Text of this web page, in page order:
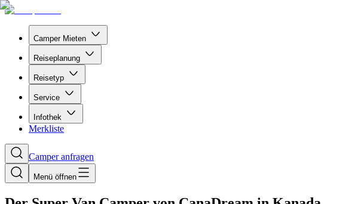
Camper Mieten
Reiseplanung
Reisetyp
Service
Infothek
Merkliste
Camper anfragen
Menü öffnen